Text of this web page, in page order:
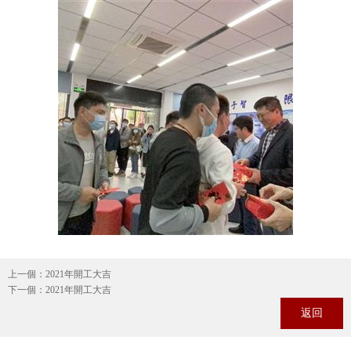
上一個： 2021年開工大吉
下一個： 2021年開工大吉
返回